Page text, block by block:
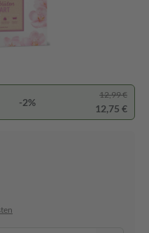
-2%
12,99 €
12,75 €